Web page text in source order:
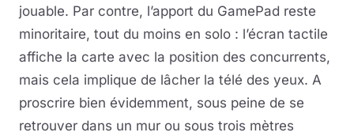
jouable. Par contre, l’apport du GamePad reste
minoritaire, tout du moins en solo : l’écran tactile
affiche la carte avec la position des concurrents,
mais cela implique de lâcher la télé des yeux. A
proscrire bien évidemment, sous peine de se
retrouver dans un mur ou sous trois mètres